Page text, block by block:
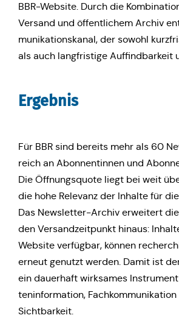
BBR-Website. Durch die
Versand und öffent­li­chem Archiv
mu­ni­ka­ti­ons­ka­nal, der sowohl
als auch lang­fris­ti­ge Auf­find­bar­keit
Ergeb­nis
Für BBR sind bereits mehr als 60
reich an Abon­nen­tin­nen und
Die Öff­nungs­quo­te liegt bei weit
die hohe Rele­vanz der Inhalte für
Das News­let­ter-Archiv erwei­tert
den Ver­sand­zeit­punkt hinaus:
Website ver­füg­bar, können
erneut genutzt werden. Damit ist
ein dau­er­haft wirk­sa­mes
ten­in­for­ma­ti­on,
Sichtbarkeit.